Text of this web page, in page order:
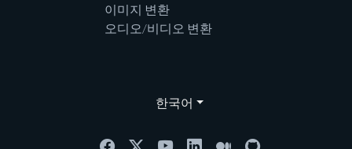
이미지 변환
오디오/비디오 변환
한국어